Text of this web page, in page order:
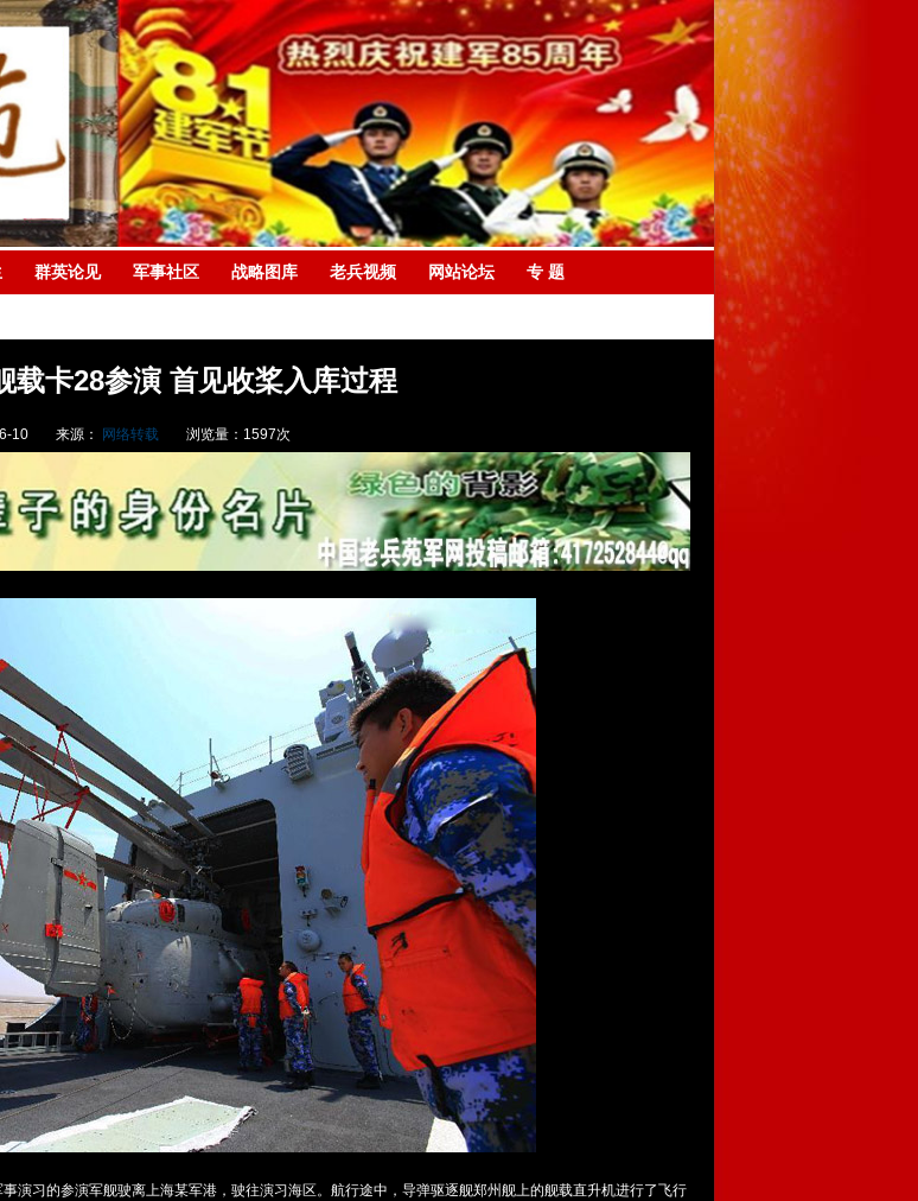
群英论见 军事社区 战略图库 老兵视频 网站论坛 专 题
载卡28参演 首见收桨入库过程
10 来源： 网络转载 浏览量： 1597次
习的参演军舰驶离上海某军港，驶往演习海区。航行途中，导弹驱逐舰郑州舰上的舰载直升机进行了飞行